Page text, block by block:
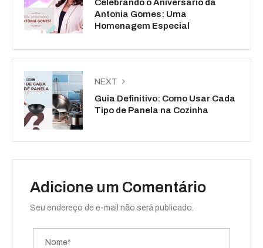
Celebrando o Aniversário da
Antonia Gomes: Uma
Homenagem Especial
NEXT
Guia Definitivo: Como Usar Cada
Tipo de Panela na Cozinha
Adicione um Comentário
Seu endereço de e-mail não será publicado.